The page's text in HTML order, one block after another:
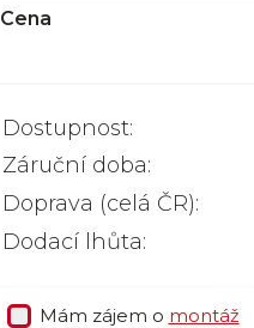
Cena
Dostupnost:
Záruční doba:
Doprava (celá ČR):
Dodací lhůta:
Mám zájem o montáž